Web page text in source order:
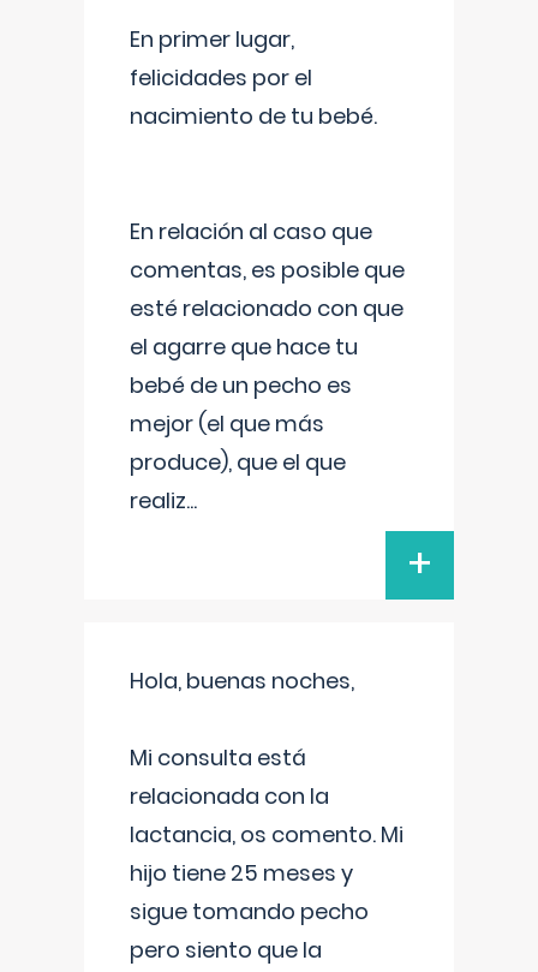
En primer lugar,
felicidades por el
nacimiento de tu bebé.
En relación al caso que
comentas, es posible que
esté relacionado con que
el agarre que hace tu
bebé de un pecho es
mejor (el que más
produce), que el que
realiz...
+
Hola, buenas noches,
Mi consulta está
relacionada con la
lactancia, os comento. Mi
hijo tiene 25 meses y
sigue tomando pecho
pero siento que la